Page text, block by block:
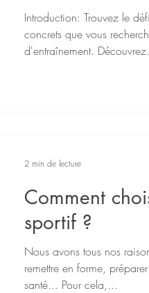
Introduction: Trouvez le
concrets que vous
d'entraînement.
Comment
sportif ?
Nous avons tous nos
remettre en forme,
santé... Pour cela,...
2 min de lecture